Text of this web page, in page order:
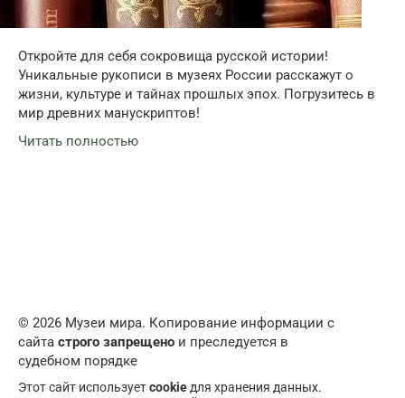
Откройте для себя сокровища русской истории!
Уникальные рукописи в музеях России расскажут о
жизни, культуре и тайнах прошлых эпох. Погрузитесь в
мир древних манускриптов!
Читать полностью
© 2026 Музеи мира. Копирование информации с
сайта строго запрещено и преследуется в
судебном порядке
Этот сайт используетcookie для хранения данных.